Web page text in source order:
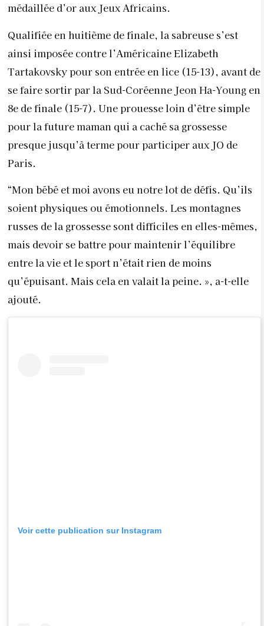
médaillée d’or aux Jeux Africains.
Qualifiée en huitième de finale, la sabreuse s’est
ainsi imposée contre l’Américaine Elizabeth
Tartakovsky pour son entrée en lice (15-13), avant de
se faire sortir par la Sud-Coréenne Jeon Ha-Young en
8e de finale (15-7). Une prouesse loin d’être simple
pour la future maman qui a caché sa grossesse
presque jusqu’à terme pour participer aux JO de
Paris.
“Mon bébé et moi avons eu notre lot de défis. Qu’ils
soient physiques ou émotionnels. Les montagnes
russes de la grossesse sont difficiles en elles-mêmes,
mais devoir se battre pour maintenir l’équilibre
entre la vie et le sport n’était rien de moins
qu’épuisant. Mais cela en valait la peine. », a-t-elle
ajouté.
Voir cette publication sur Instagram